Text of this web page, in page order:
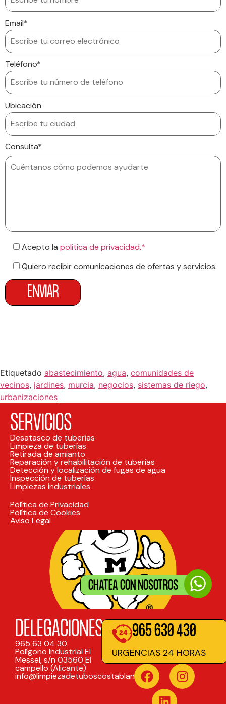
CHATEA CON NOSOTROS
Email*
Teléfono*
Ubicación
Consulta*
Acepto la politica de privacidad.*
Quiero recibir comunicaciones de ofertas y servicios.
Etiquetado abastecimiento, agua, comunidades de
vecinos, jardines, murcia, negocios, sistemas de riego,
urbanizaciones
SERVICIOS
Desatasco de tuberías
Limpieza de tuberías
Retirada de amianto
Reparación y rehabilitación de tuberías
Detección y localización de fugas de agua
Inspección de tuberías
Limpiezas industriales
Política de Privacidad
Política de Cookies
Aviso Legal
DELEGACIONES
965 63 04 30
Polígono Industrial El
Messel, s/n 03560 El
campello (Alicante)
info@limpiezadetuboscostablanca.net
965 630 430
URGENCIAS 24 HORAS